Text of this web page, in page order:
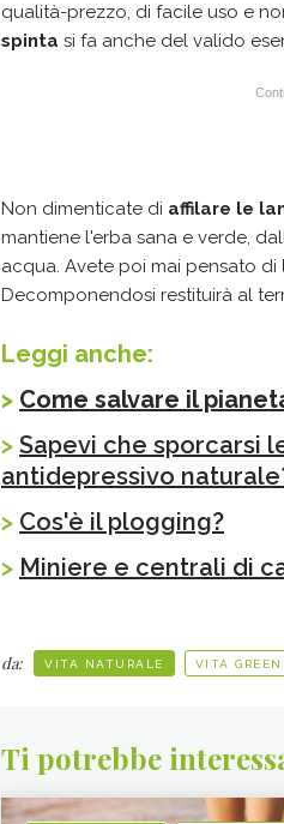
qualità-prezzo, di facile uso e
spinta si fa anche del valido
Non dimenticate di affilare le
mantiene l'erba sana e verde,
acqua. Avete poi mai pensato di
Decomponendosi restituirà al
Leggi anche:
> Come salvare il
> Sapevi che sporcarsi
antidepressivo
> Cos'è il plogging?
> Miniere e centrali di
da: VITA NATURALE VITA GREEN
Ti potrebbe